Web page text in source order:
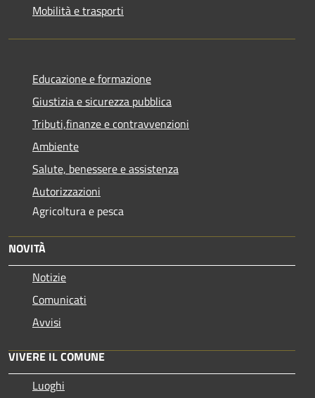
Mobilità e trasporti
Educazione e formazione
Giustizia e sicurezza pubblica
Tributi,finanze e contravvenzioni
Ambiente
Salute, benessere e assistenza
Autorizzazioni
Agricoltura e pesca
NOVITÀ
Notizie
Comunicati
Avvisi
VIVERE IL COMUNE
Luoghi